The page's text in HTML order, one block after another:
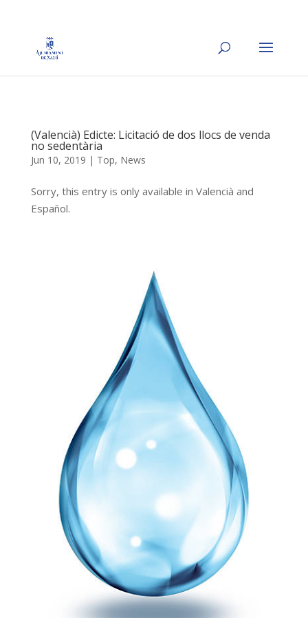
(Valencià) Edicte: Licitació de dos llocs de venda
no sedentària
Jun 10, 2019 | Top, News
Sorry, this entry is only available in Valencià and
Español.